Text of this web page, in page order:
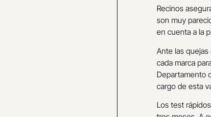
Recinos
son muy
en cuenta a la
Ante las
cada marca
Departamento
cargo de esta
Los test